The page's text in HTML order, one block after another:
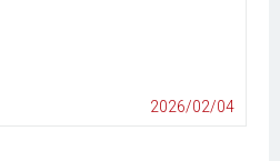
2026/02/04